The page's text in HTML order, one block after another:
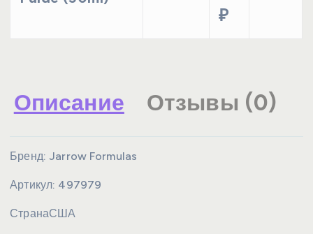
₽
Описание Отзывы (0)
Бренд: Jarrow Formulas
Артикул: 497979
СтранаСША